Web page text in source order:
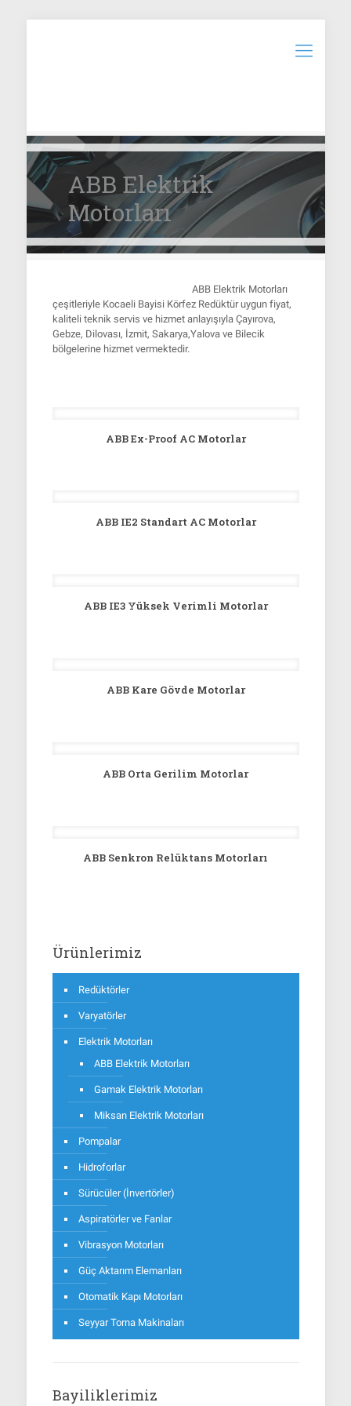
ABB Elektrik
Motorları
ABB Elektrik Motorları
çeşitleriyle Kocaeli Bayisi Körfez Redüktür uygun fiyat,
kaliteli teknik servis ve hizmet anlayışıyla Çayırova,
Gebze, Dilovası, İzmit, Sakarya,Yalova ve Bilecik
bölgelerine hizmet vermektedir.
ABB Ex-Proof AC Motorlar
ABB IE2 Standart AC Motorlar
ABB IE3 Yüksek Verimli Motorlar
ABB Kare Gövde Motorlar
ABB Orta Gerilim Motorlar
ABB Senkron Relüktans Motorları
Ürünlerimiz
Redüktörler
Varyatörler
Elektrik Motorları
ABB Elektrik Motorları
Gamak Elektrik Motorları
Miksan Elektrik Motorları
Pompalar
Hidroforlar
Sürücüler (İnvertörler)
Aspiratörler ve Fanlar
Vibrasyon Motorları
Güç Aktarım Elemanları
Otomatik Kapı Motorları
Seyyar Torna Makinaları
Bayiliklerimiz